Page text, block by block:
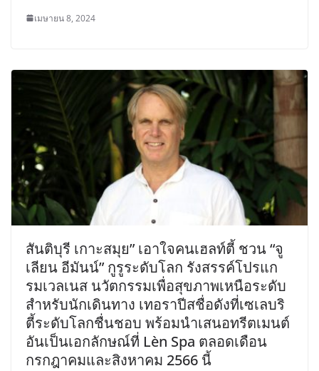
เมษายน 8, 2024
สันติบุรี เกาะสมุย” เอาใจคนเฮลท์ตี้ ชวน “จู
เลียน อีมันน์” กูรูระดับโลก รังสรรค์โปรแก
รมเวลเนส นวัตกรรมเพื่อสุขภาพเหนือระดับ
สำหรับนักเดินทาง เทอราปีสชื่อดังที่เซเลบริ
ตี้ระดับโลกชื่นชอบ พร้อมนำเสนอทรีตเมนต์
อันเป็นเอกลักษณ์ที่ Lèn Spa ตลอดเดือน
กรกฎาคมและสิงหาคม 2566 นี้